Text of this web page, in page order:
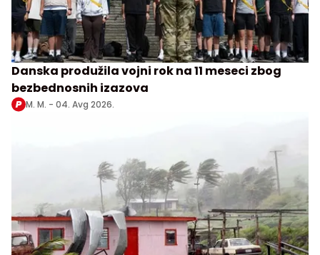
Danska produžila vojni rok na 11 meseci zbog
bezbednosnih izazova
M. M. - 04. Avg 2026.